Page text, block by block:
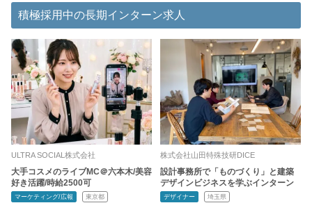
積極採用中の長期インターン求人
ULTRA SOCIAL株式会社
大手コスメのライブMC＠六本木/美容
好き活躍/時給2500可
マーケティング/広報 東京都
株式会社山田特殊技研DICE
設計事務所で「ものづくり」と建築
デザインビジネスを学ぶインターン
デザイナー 埼玉県